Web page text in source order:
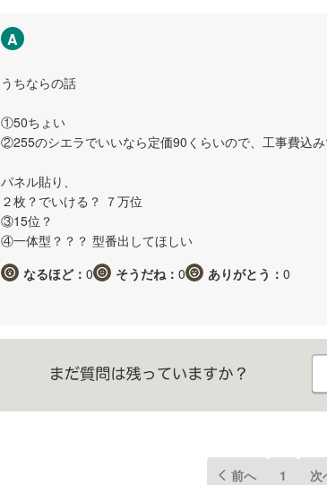
A
うちならの話
①50ちょい
②255のシエラでいいなら定価90くらいので、工事費込
パネル貼り、
２枚？でいける？ ７万位
③15位？
④一体型？？？ 型番出してほしい
なるほど： 0 そうだね： 0 ありがとう： 0
前へ 1 次